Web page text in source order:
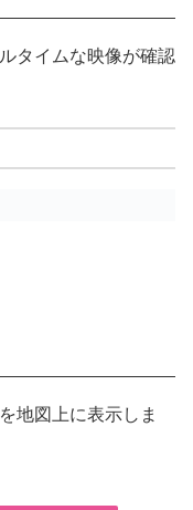
タイムな映像が確認
地図上に表示しま